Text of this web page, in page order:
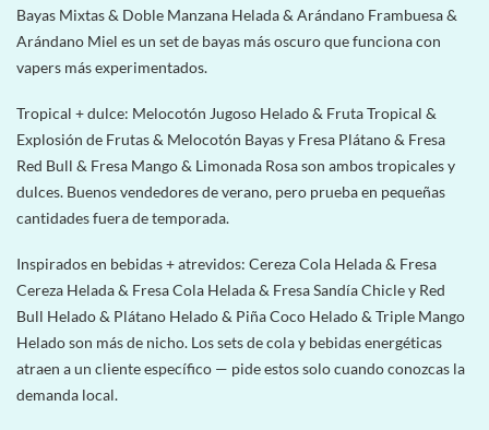
Bayas Mixtas & Doble Manzana Helada & Arándano Frambuesa &
Arándano Miel es un set de bayas más oscuro que funciona con
vapers más experimentados.
Tropical + dulce: Melocotón Jugoso Helado & Fruta Tropical &
Explosión de Frutas & Melocotón Bayas y Fresa Plátano & Fresa
Red Bull & Fresa Mango & Limonada Rosa son ambos tropicales y
dulces. Buenos vendedores de verano, pero prueba en pequeñas
cantidades fuera de temporada.
Inspirados en bebidas + atrevidos: Cereza Cola Helada & Fresa
Cereza Helada & Fresa Cola Helada & Fresa Sandía Chicle y Red
Bull Helado & Plátano Helado & Piña Coco Helado & Triple Mango
Helado son más de nicho. Los sets de cola y bebidas energéticas
atraen a un cliente específico — pide estos solo cuando conozcas la
demanda local.